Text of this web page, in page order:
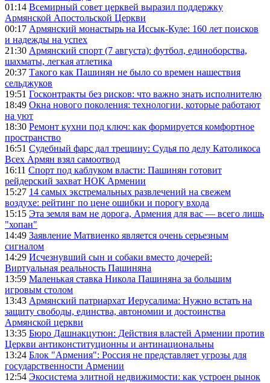
01:14 Всемирный совет церквей выразил поддержку
Армянской Апостольской Церкви
00:17 Армянский монастырь на Иссык-Куле: 160 лет поисков
и надежды на успех
21:30 Армянский спорт (7 августа): футбол, единоборства,
шахматы, легкая атлетика
20:37 Такого как Пашинян не было со времен нашествия
сельджуков
19:51 Госконтракты без рисков: что важно знать исполнителю
18:49 Окна нового поколения: технологии, которые работают
на уют
18:30 Ремонт кухни под ключ: как формируется комфортное
пространство
16:51 Судебный фарс дал трещину: Судья по делу Католикоса
Всех Армян взял самоотвод
16:11 Спорт под каблуком власти: Пашинян готовит
рейдерский захват НОК Армении
15:27 14 самых экстремальных развлечений на свежем
воздухе: рейтинг по цене ошибки и порогу входа
15:15 Эта земля вам не дорога, Армения для вас — всего лишь
"хопан"
14:49 Заявление Матвиенко является очень серьезным
сигналом
14:29 Исчезнувший сын и собаки вместо дочерей:
Виртуальная реальность Пашиняна
13:59 Маленькая ставка Никола Пашиняна за большим
игровым столом
13:43 Армянский патриархат Иерусалима: Нужно встать на
защиту свободы, единства, автономии и достоинства
Армянской церкви
13:35 Бюро Дашнакцутюн: Действия властей Армении против
Церкви антиконституционны и антинациональны
13:24 Блок "Армения": Россия не представляет угрозы для
государственности Армении
12:54 Экосистема элитной недвижимости: как устроен рынок